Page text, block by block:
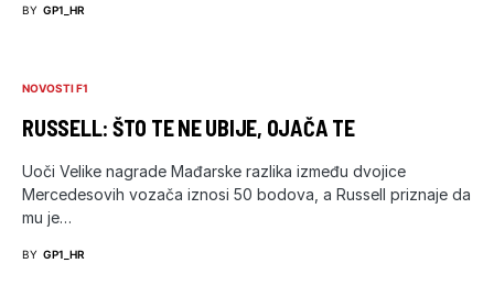
BY GP1_HR
NOVOSTI F1
RUSSELL: ŠTO TE NE UBIJE, OJAČA TE
Uoči Velike nagrade Mađarske razlika između dvojice
Mercedesovih vozača iznosi 50 bodova, a Russell priznaje da
mu je…
BY GP1_HR